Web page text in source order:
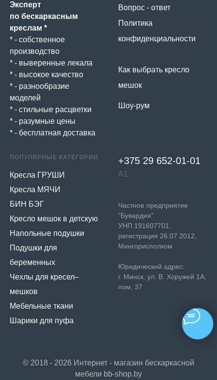
Эксперт
по бескаркасным
креслам *
* - собственное
производство
* - выверенные лекала
* - высокое качество
* - разнообразие
моделей
* - стильные расцветки
* - разумные цены
* - бесплатная доставка
Вопрос - ответ
Политика
конфиденциальности
Как выбрать кресло
мешок
Шоу-рум
ПОПУЛЯРНЫЕ КАТЕГОРИИ
Кресла ГРУШИ
Кресла МЯЧИ
БИН БЭГ
Кресло мешок в детскую
Напольные подушки
Подушки для
беременных
Чехлы для кресел–
мешков
Мебельные ткани
Шарики для пуфа
+375 29 652-01-01
А1
Частное предприятие
"Бувардия"
УНП 191607701,
регистрация 26.07.2012,
Мингорисполком
Юридический адрес:
г. Минск, ул. В. Хоружей 1А,
пом. 37
© 2018 - 2026 Интернет - магазин бескаркасной
мебели bb-shop.by